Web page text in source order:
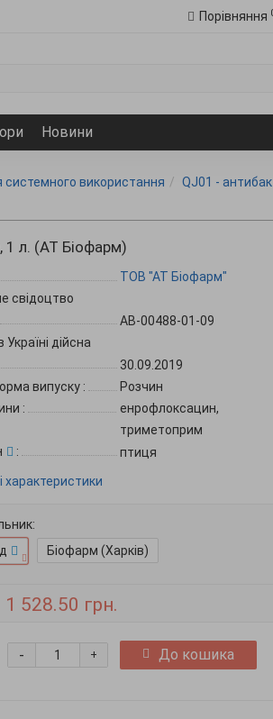
Порівняння
Новини
системного використання
QJ01 -
л. (АТ Біофарм)
ТОВ "АТ Біофарм"
свідоцтво
АВ-00488-01-09
Україні дійсна
30.09.2019
випуску :
Розчин
:
енрофлоксацин,
триметоприм
:
птиця
характеристики
Біофарм (Харків)
1 528.50 грн.
+
- До кошика